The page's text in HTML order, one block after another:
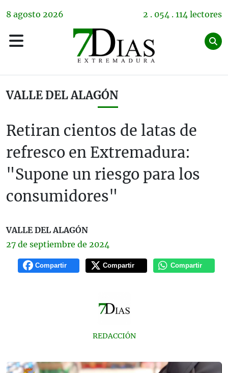
8 agosto 2026 2 . 054 . 114 lectores
VALLE DEL ALAGÓN
Retiran cientos de latas de
refresco en Extremadura:
"Supone un riesgo para los
consumidores"
VALLE DEL ALAGÓN
27 de septiembre de 2024
Compartir Compartir Compartir
REDACCIÓN